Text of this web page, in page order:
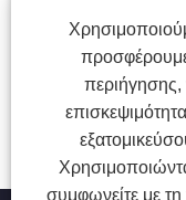
συμφωνείτε με